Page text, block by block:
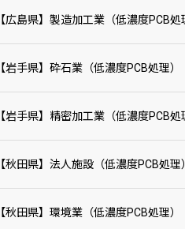
【広島県】製造加工業（低濃度PCB処
【岩手県】砕石業（低濃度PCB処理）
【岩手県】精密加工業（低濃度PCB処
【秋田県】法人施設（低濃度PCB処理）
【秋田県】環境業（低濃度PCB処理）